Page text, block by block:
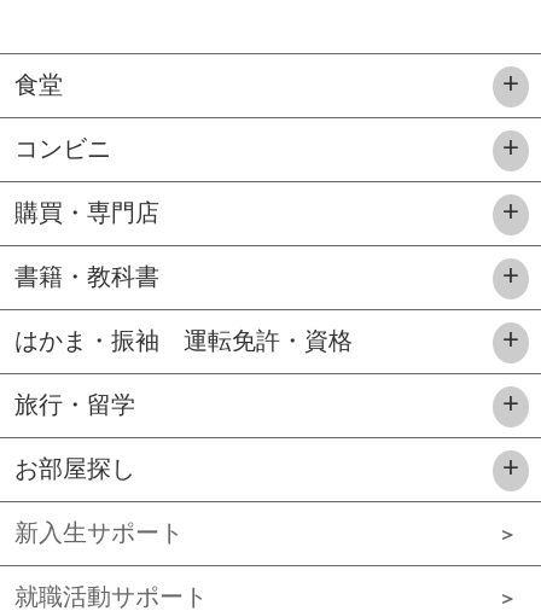
食堂
コンビニ
購買・専門店
書籍・教科書
はかま・振袖 運転免許・資格
旅行・留学
お部屋探し
新入生サポート
就職活動サポート